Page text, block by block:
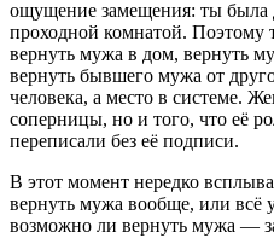
ощущение замещения: ты была
проходной комнатой. Поэтому
вернуть мужа в дом, вернуть
вернуть бывшего мужа от
человека, а место в системе.
соперницы, но и того, что её
переписали без её подписи.
В этот момент нередко
вернуть мужа вообще, или всё
возможно ли вернуть мужа —